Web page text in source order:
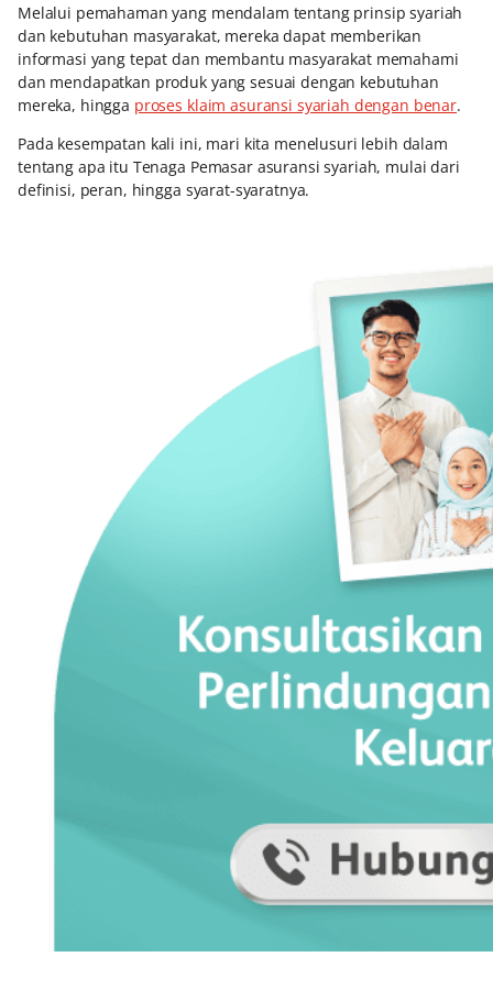
Melalui pemahaman yang mendalam tentang prinsip syariah
dan kebutuhan masyarakat, mereka dapat memberikan
informasi yang tepat dan membantu masyarakat memahami
dan mendapatkan produk yang sesuai dengan kebutuhan
mereka, hingga proses klaim asuransi syariah dengan benar.
Pada kesempatan kali ini, mari kita menelusuri lebih dalam
tentang apa itu Tenaga Pemasar asuransi syariah, mulai dari
definisi, peran, hingga syarat-syaratnya.